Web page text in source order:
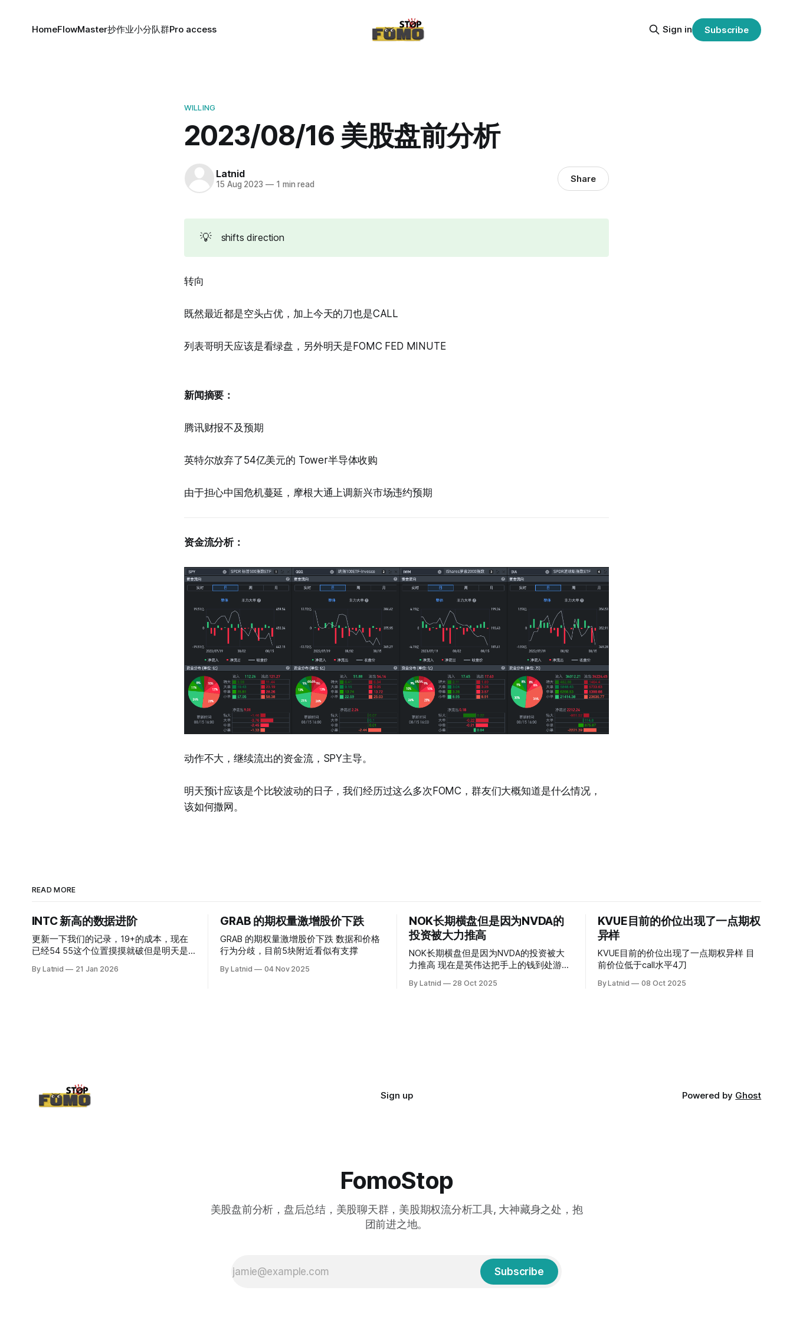
HomeFlowMaster抄作业小分队群Pro access Sign in Subscribe
WILLING
2023/08/16 美股盘前分析
Latnid
15 Aug 2023 —1 min read Share
💡 shifts direction
转向
既然最近都是空头占优，加上今天的刀也是CALL
列表哥明天应该是看绿盘，另外明天是FOMC FED MINUTE
新闻摘要：
腾讯财报不及预期
英特尔放弃了54亿美元的 Tower半导体收购
由于担心中国危机蔓延，摩根大通上调新兴市场违约预期
资金流分析：
动作不大，继续流出的资金流，SPY主导。
明天预计应该是个比较波动的日子，我们经历过这么多次FOMC，群友们大概知道是什么情况，
该如何撒网。
READ MORE
INTC 新高的数据进阶
更新一下我们的记录，19+的成本，现在
已经54 55这个位置摸摸就破但是明天是
而应该谨慎，数据很明显偏向多头，47的
By Latnid 21 Jan 2026
GRAB 的期权量激增股价下跌
GRAB 的期权量激增股价下跌 数据和价格
行为分歧，目前5块附近看似有支撑
By Latnid 04 Nov 2025
NOK长期横盘但是因为NVDA的
投资被大力推高
NOK长期横盘但是因为NVDA的投资被大
力推高 现在是英伟达把手上的钱到处游走
By Latnid 28 Oct 2025
KVUE目前的价位出现了一点期权
异样
KVUE目前的价位出现了一点期权异样 目
前价位低于call水平4刀
By Latnid 08 Oct 2025
Sign up Powered by Ghost
FomoStop
美股盘前分析，盘后总结，美股聊天群，美股期权流分析工具, 大神藏身之处，抱
团前进之地。
Subscribe